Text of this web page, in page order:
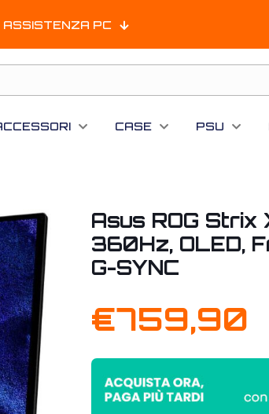
ASSISTENZA PC
CASE PSU
Asus ROG Strix
360Hz, OLED,
G-SYNC
€759,90